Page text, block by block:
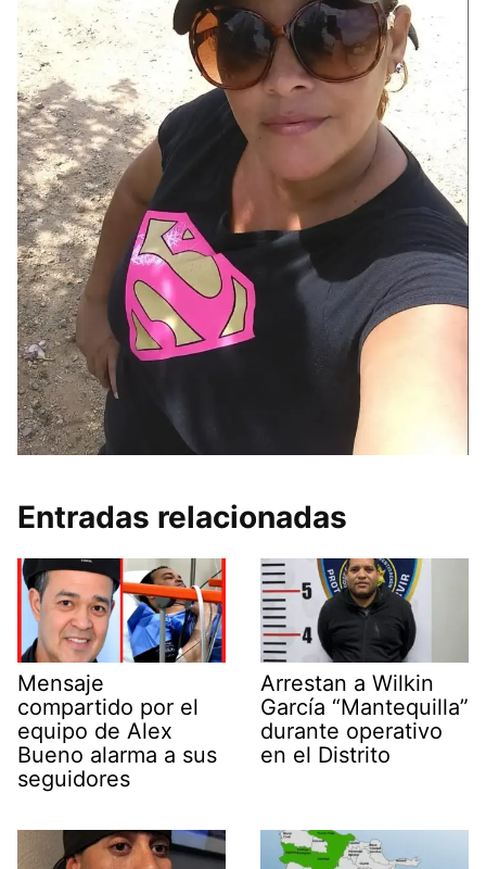
Entradas relacionadas
Mensaje
compartido por el
equipo de Alex
Bueno alarma a sus
seguidores
Arrestan a Wilkin
García “Mantequilla”
durante operativo
en el Distrito